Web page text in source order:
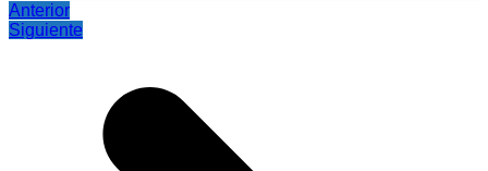
Anterior
Siguiente